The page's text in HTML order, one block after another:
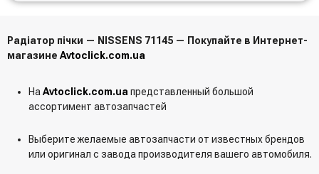
Радіатор пічки — NISSENS 71145 — Покупайте в Интернет-
магазине Avtoclick.com.ua
На Avtoclick.com.ua представленный большой
ассортимент автозапчастей
Выберите желаемые автозапчасти от известных брендов
или оригинал с завода производителя вашего автомобиля.